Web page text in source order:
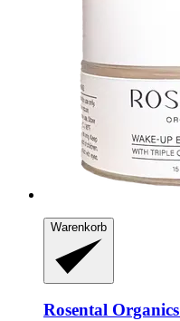
Warenkorb
Rosental Organics